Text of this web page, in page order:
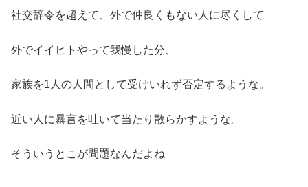
社交辞令を超えて、外で仲良くもない人に尽くして
外でイイヒトやって我慢した分、
家族を1人の人間として受けいれず否定するような。
近い人に暴言を吐いて当たり散らかすような。
そういうとこが問題なんだよね